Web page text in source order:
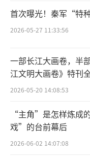
结合民间传统
露”恰值热冷交
的生理活动一定
内阴阳平衡。
适应气候变化，
伤风受凉是
露脚不露”，一
足部保暖，穿着
浴足和穴位按摩
首次曝光！秦军“特
2026-05-27 11:33:56
一部长江大画卷，半
江文明大画卷》特刊
2026-05-20 14:08:53
“主角”是怎样炼
戏”的台前幕后
2026-06-02 14:07:08